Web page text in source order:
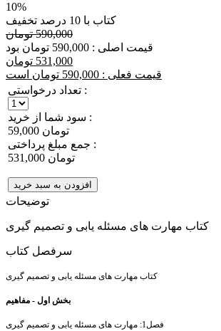
10%
کتاب با 10 درصد تخفیف
590,000 تومان
قیمت اصلی : 590,000 تومان بود
531,000 تومان
قیمت فعلی : 590,000 تومان است
تعداد درخواستی :
سود شما از خرید :
59,000 تومان
جمع مبلغ پرداختی :
531,000 تومان
افزودن به سبد خرید
توضیحات
کتاب مهارت های مسئله یابی و تصمیم گیری
سرفصل کتاب
کتاب مهارت های مسئله یابی و تصمیم گیری
بخش اول - مفاهیم
فصل1: مهارت های مسئله یابی و تصمیم گیری